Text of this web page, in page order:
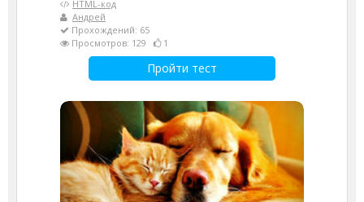
HTML-код
Андрей
Прохождений: 65
Просмотров: 129
1
Пройти тест